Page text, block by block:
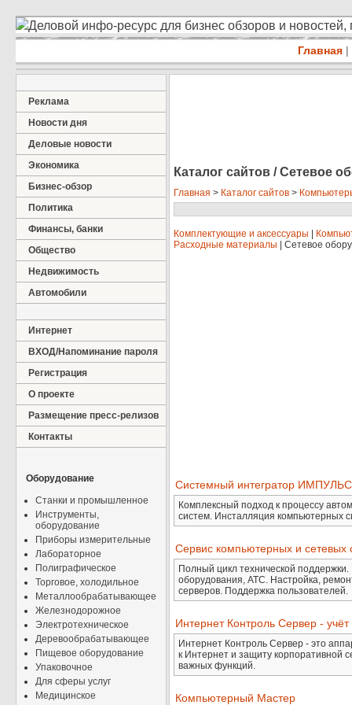
Деловой инфо-ресурс для бизнес обзоров и
Главная |
Реклама
Новости дня
Деловые новости
Экономика
Бизнес-обзор
Политика
Финансы, банки
Общество
Недвижимость
Автомобили
Интернет
ВХОД/Напоминание пароля
Регистрация
О проекте
Размещение пресс-релизов
Контакты
Оборудование
Станки и промышленное
Инструменты,
оборудование
Приборы измерительные
Лабораторное
Полиграфическое
Торговое, холодильное
Металлообрабатывающее
Железнодорожное
Электротехническое
Деревообрабатывающее
Пищевое оборудование
Упаковочное
Для сферы услуг
Медицинское
Каталог сайтов / Сетевое
Главная > Каталог сайтов >
Комплектующие и аксессуары
Расходные материалы
Сетевое
Системный интегратор
Комплексный подход к процессу
систем. Инсталляция компьютерных
Сервис компьютерных и сетевых
Полный цикл технической
оборудования, АТС. Настройка,
серверов. Поддержка пользователей.
Интернет Контроль Сервер -
Интернет Контроль Сервер - это
к Интернет и защиту корпоративной
важных функций.
Компьютерный Мастер